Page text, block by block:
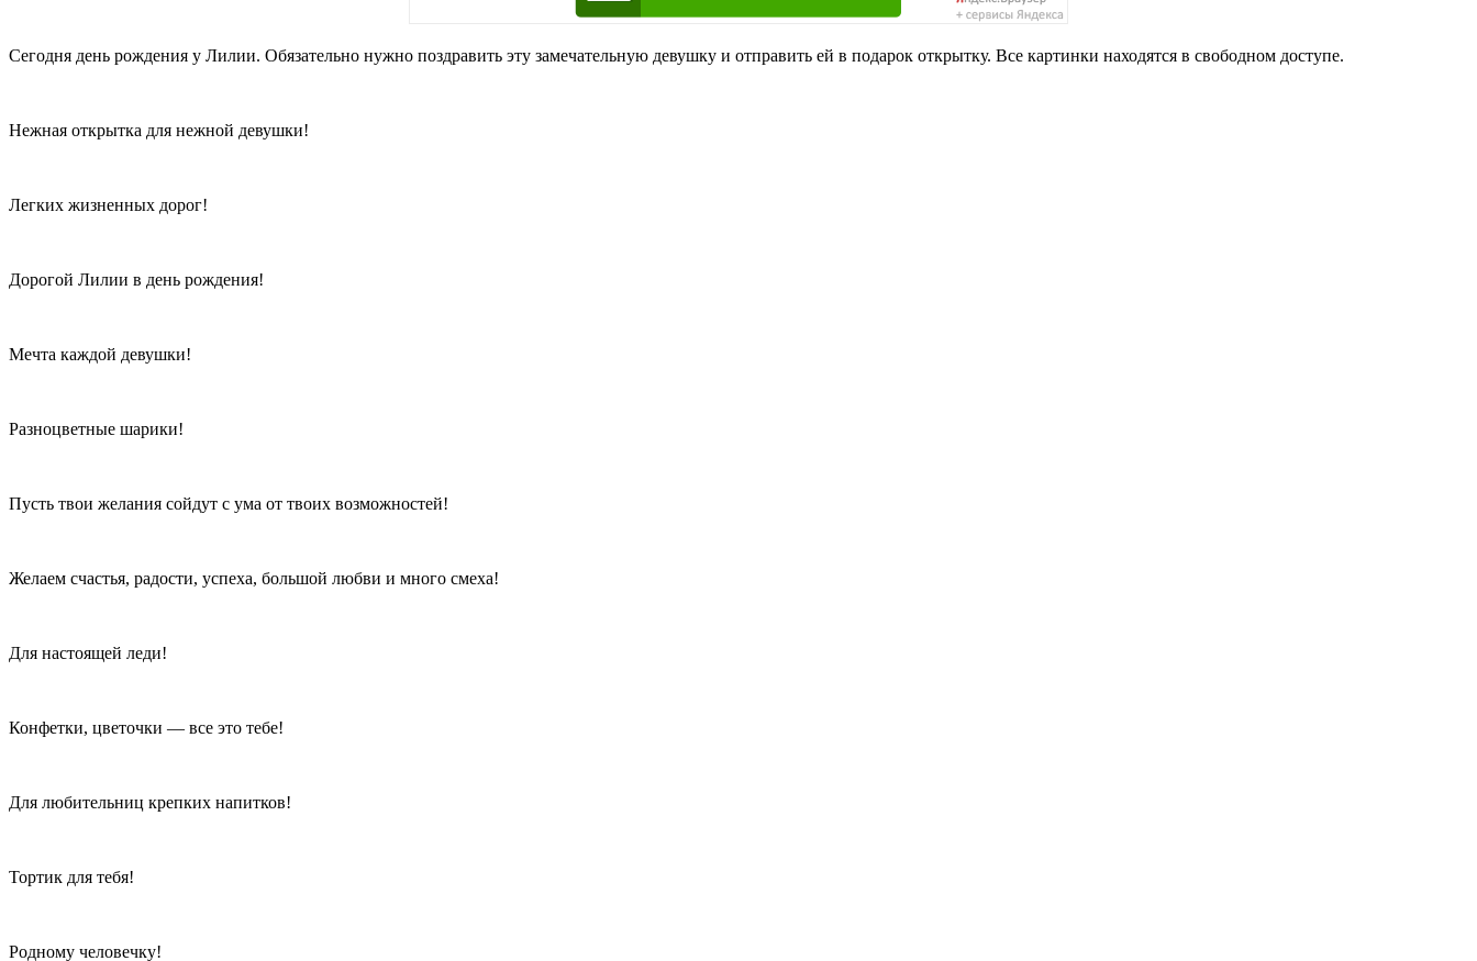
Сегодня день рождения у Лилии. Обязательно нужно поздравить эту замечательную девушку и отправить ей в подарок открытку. Все картинки находятся в свободном доступе.
Нежная открытка для нежной девушки!
Легких жизненных дорог!
Дорогой Лилии в день рождения!
Мечта каждой девушки!
Разноцветные шарики!
Пусть твои желания сойдут с ума от твоих возможностей!
Желаем счастья, радости, успеха, большой любви и много смеха!
Для настоящей леди!
Конфетки, цветочки — все это тебе!
Для любительниц крепких напитков!
Тортик для тебя!
Родному человечку!